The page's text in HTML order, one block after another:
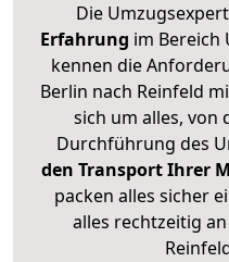
Die
Erfahrung im Bereich
kennen die
Berlin nach Reinfeld
sich um alles, von
Durchführung des
den Transport Ihrer
packen alles sicher
alles rechtzeitig